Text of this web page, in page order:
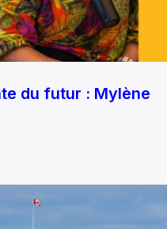
du futur : Mylène